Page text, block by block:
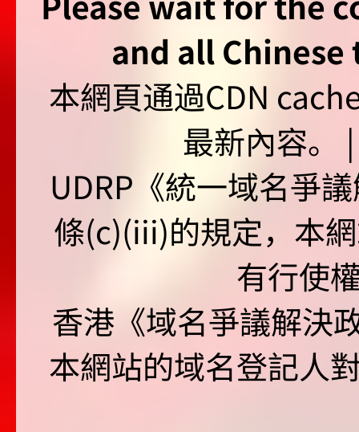
and all
本網頁通過CDN
最新內容。
UDRP《統一域名爭
條(c)(iii)的規定，本
有行使
香港《域名爭議解決
本網站的域名登記人